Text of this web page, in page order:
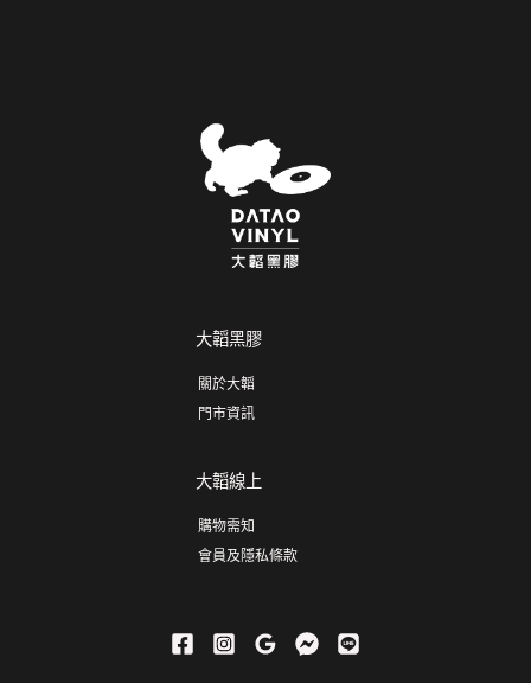
大韜黑膠
關於大韜
門市資訊
大韜線上
購物需知
會員及隱私條款